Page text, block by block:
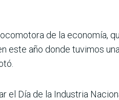
de la economía,
este año donde tuvimos
el Día de la Industria